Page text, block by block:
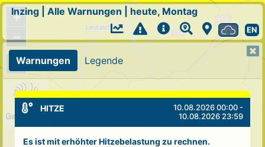
+
−
Inzing Alle Warnungen| heute, Montag
EN
Warnungen Legende
HITZE
10.08.2026 00:00 -
10.08.2026 23:59
Es ist mit erhöhter Hitzebelastung zu rechnen.